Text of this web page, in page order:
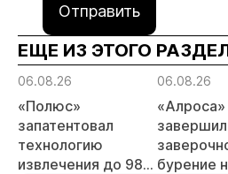
Отправить
ЕЩЕ ИЗ ЭТОГО
06.08.26
«Полюс»
запатентовал
технологию
извлечения до 98%
06.08.26
«Алроса»
бурение